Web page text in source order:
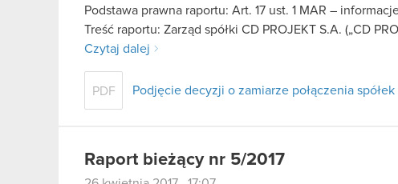
Podstawa prawna raportu: Art. 17 ust. 1 MAR –
Treść raportu: Zarząd spółki CD PROJEKT S.A. („CD
Czytaj dalej
PDF Podjęcie decyzji o zamiarze połączenia
Raport bieżący nr 5/2017